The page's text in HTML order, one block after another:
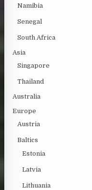
Namibia
Senegal
South Africa
Asia
Singapore
Thailand
Australia
Europe
Austria
Baltics
Estonia
Latvia
Lithuania